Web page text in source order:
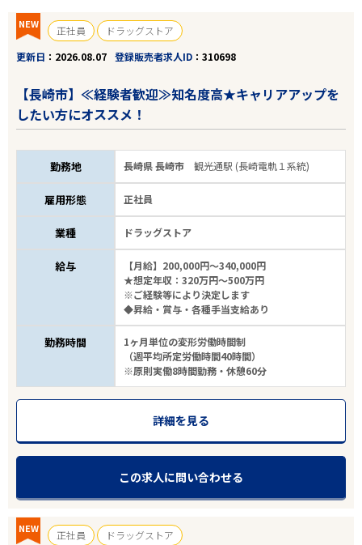
NEW 正社員
ドラッグストア
更新日
2026.08.07 登録販売者求人ID 310698
【長崎市】≪経験者歓迎≫知名度高★キャリアアップを
したい方にオススメ！
勤務地 長崎県 長崎市観光通駅 (長崎電軌１系統)
雇用形態 正社員
業種 ドラッグストア
給与
【月給】200,000円～340,000円
★想定年収：320万円～500万円
※ご経験等により決定します
◆昇給・賞与・各種手当支給あり
勤務時間
1ヶ月単位の変形労働時間制
（週平均所定労働時間40時間）
※原則実働8時間勤務・休憩60分
詳細を見る
この求人に問い合わせる
NEW 正社員
ドラッグストア